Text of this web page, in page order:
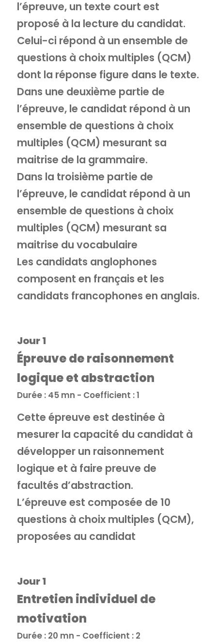
l’épreuve, un texte court est
proposé à la lecture du candidat.
Celui-ci répond à un ensemble de
questions à choix multiples (QCM)
dont la réponse figure dans le texte.
Dans une deuxième partie de
l’épreuve, le candidat répond à un
ensemble de questions à choix
multiples (QCM) mesurant sa
maitrise de la grammaire.
Dans la troisième partie de
l’épreuve, le candidat répond à un
ensemble de questions à choix
multiples (QCM) mesurant sa
maitrise du vocabulaire
Les candidats anglophones
composent en français et les
candidats francophones en anglais.
Jour 1
Épreuve de raisonnement
logique et abstraction
Durée : 45 mn - Coefficient : 1
Cette épreuve est destinée à
mesurer la capacité du candidat à
développer un raisonnement
logique et à faire preuve de
facultés d’abstraction.
L’épreuve est composée de 10
questions à choix multiples (QCM),
proposées au candidat
Jour 1
Entretien individuel de
motivation
Durée : 20 mn - Coefficient : 2